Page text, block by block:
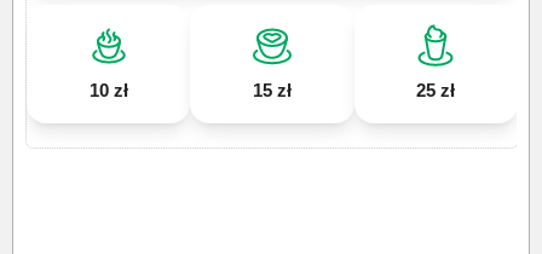
10 zł 15 zł 25 zł